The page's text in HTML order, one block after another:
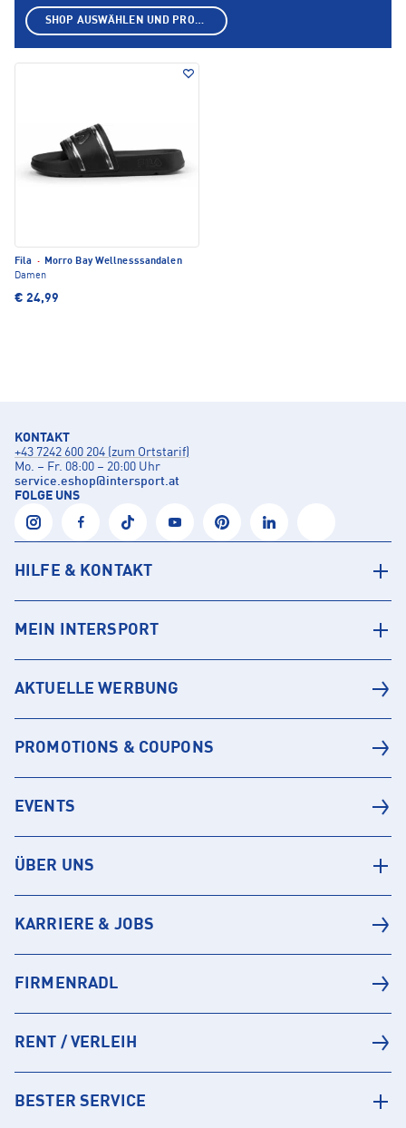
Fila · Morro Bay Wellnesssandalen
Damen
€ 24,99
SHOP AUSWÄHLEN UND PRODUKTE ANZEIGEN
KONTAKT
+43 7242 600 204 (zum Ortstarif)
Mo. – Fr. 08:00 – 20:00 Uhr
service.eshop@intersport.at
FOLGE UNS
HILFE & KONTAKT
MEIN INTERSPORT
AKTUELLE WERBUNG
PROMOTIONS & COUPONS
EVENTS
ÜBER UNS
KARRIERE & JOBS
FIRMENRADL
RENT / VERLEIH
BESTER SERVICE